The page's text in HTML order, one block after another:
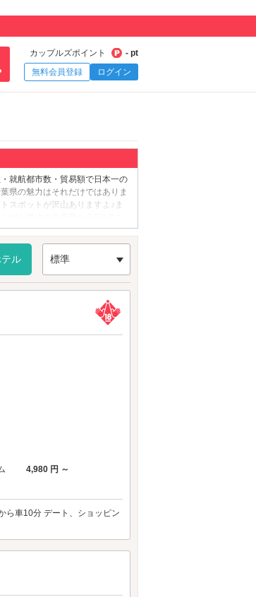
カップルズポイント
- pt
無料会員登録
ログイン
就航都市数・貿易額で日本一の
県の魅力はそれだけではありま
トスポットが沢山ありますよ♪ま
ばお醤油の生産量も全国1位な
ます。また、海に囲まれた千葉
や鮃がそれぞれ旬を迎えます。
介を使った海鮮丼を食べたり、
ひラブホテルをご利用くださ
カラオケ、サウナ、VOD完備の
りますのでさっそくチェックし
ル 標準
4,980 円 ～
ら車10分 デート、ショッピン